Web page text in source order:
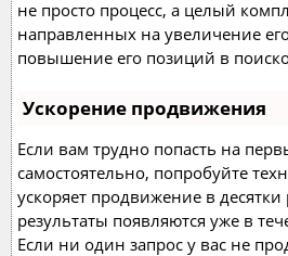
не просто процесс, а целый
направленных на увеличение
повышение его позиций в
Ускорение продвижения
Если вам трудно попасть на
самостоятельно, попробуйте
ускоряет продвижение в десятки
результаты появляются уже в
Если ни один запрос у вас не